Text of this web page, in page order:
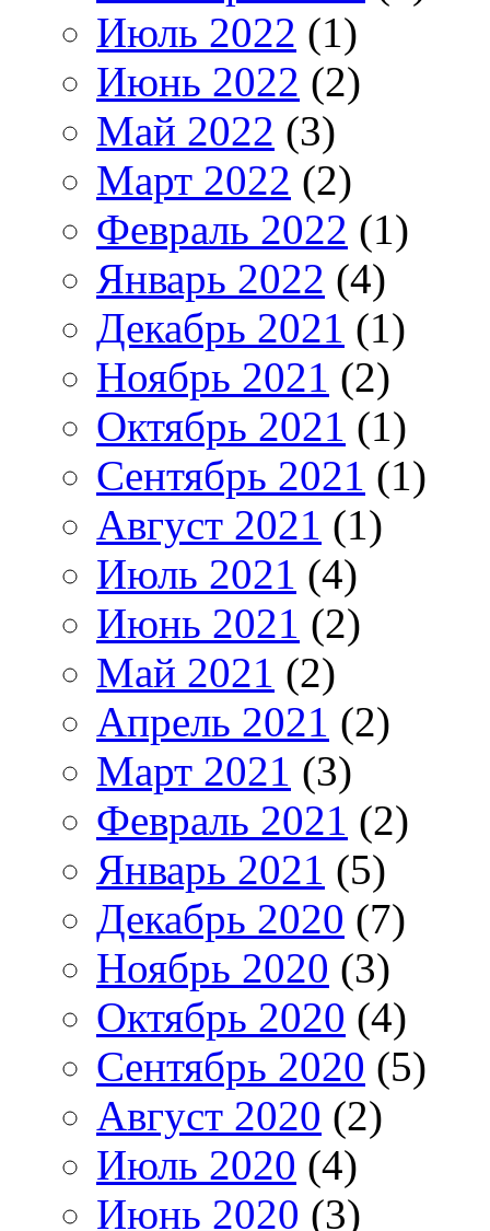
Июль 2022 (1)
Июнь 2022 (2)
Май 2022 (3)
Март 2022 (2)
Февраль 2022 (1)
Январь 2022 (4)
Декабрь 2021 (1)
Ноябрь 2021 (2)
Октябрь 2021 (1)
Сентябрь 2021 (1)
Август 2021 (1)
Июль 2021 (4)
Июнь 2021 (2)
Май 2021 (2)
Апрель 2021 (2)
Март 2021 (3)
Февраль 2021 (2)
Январь 2021 (5)
Декабрь 2020 (7)
Ноябрь 2020 (3)
Октябрь 2020 (4)
Сентябрь 2020 (5)
Август 2020 (2)
Июль 2020 (4)
Июнь 2020 (3)